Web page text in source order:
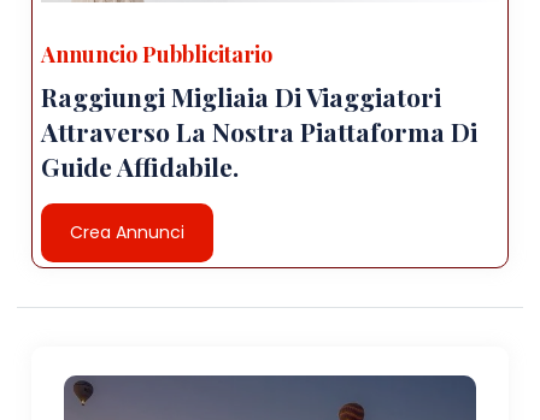
Annuncio Pubblicitario
Raggiungi Migliaia Di Viaggiatori
Attraverso La Nostra Piattaforma Di
Guide Affidabile.
Crea Annunci